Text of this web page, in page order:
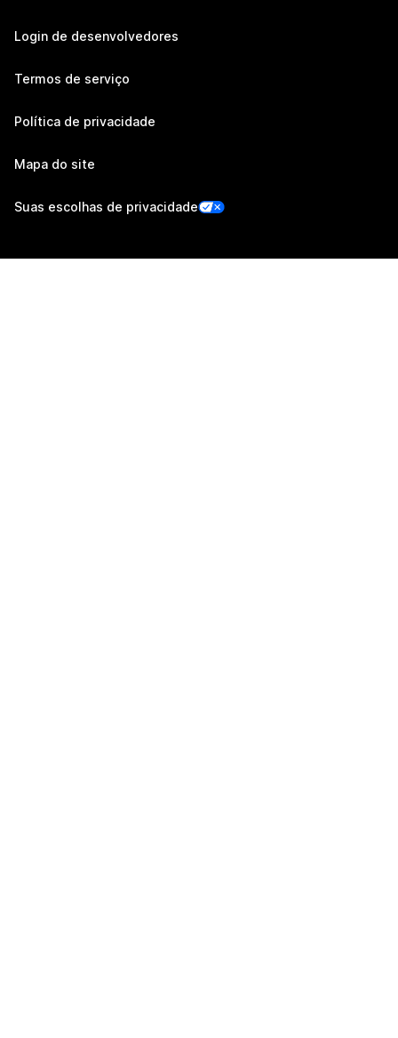
Login de desenvolvedores
Termos de serviço
Política de privacidade
Mapa do site
Suas escolhas de privacidade